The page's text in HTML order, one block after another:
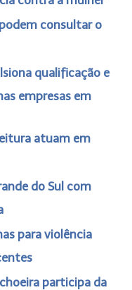
consultar o
qualificação e
empresas em
atuam em
do Sul com
para violência
participa da